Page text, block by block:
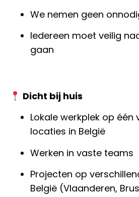
We nemen geen
Iedereen moet veilig
gaan
Dicht bij huis
Lokale werkplek op één
locaties in België
Werken in vaste teams
Projecten op
België (Vlaanderen,